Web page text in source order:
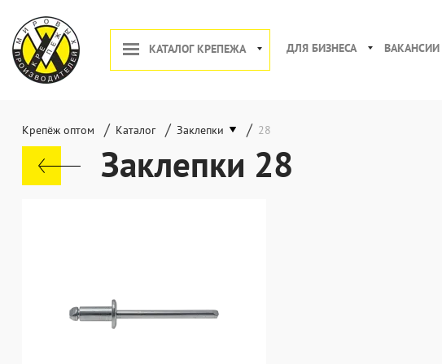
КАТАЛОГ КРЕПЕЖА ДЛЯ БИЗНЕСА ВАКАНСИИ
Крепёж оптом / Каталог / Заклепки / 28
Заклепки 28